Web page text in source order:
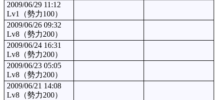
2009/06/29 11:12
Lv1（勢力100）
2009/06/26 09:32
Lv8（勢力200）
2009/06/24 16:31
Lv8（勢力200）
2009/06/23 05:05
Lv8（勢力200）
2009/06/21 14:08
Lv8（勢力200）